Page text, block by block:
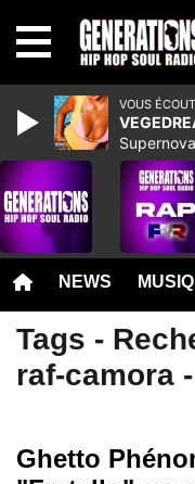
NEWS
Tags -
raf-camora
Ghetto
VOUS